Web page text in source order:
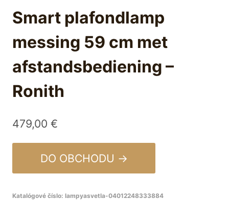
Smart plafondlamp
messing 59 cm met
afstandsbediening –
Ronith
479,00 €
DO OBCHODU →
Katalógové číslo: lampyasvetla-04012248333884